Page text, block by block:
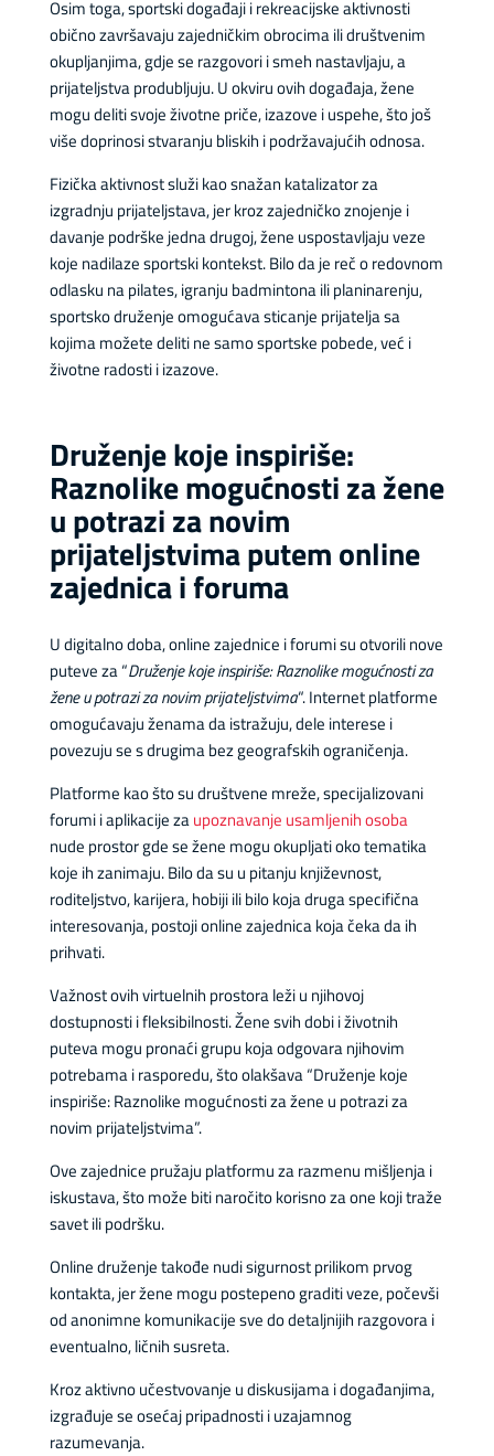
Osim toga, sportski događaji i rekreacijske aktivnosti
obično završavaju zajedničkim obrocima ili društvenim
okupljanjima, gdje se razgovori i smeh nastavljaju, a
prijateljstva produbljuju. U okviru ovih događaja, žene
mogu deliti svoje životne priče, izazove i uspehe, što još
više doprinosi stvaranju bliskih i podržavajućih odnosa.
Fizička aktivnost služi kao snažan katalizator za
izgradnju prijateljstava, jer kroz zajedničko znojenje i
davanje podrške jedna drugoj, žene uspostavljaju veze
koje nadilaze sportski kontekst. Bilo da je reč o redovnom
odlasku na pilates, igranju badmintona ili planinarenju,
sportsko druženje omogućava sticanje prijatelja sa
kojima možete deliti ne samo sportske pobede, već i
životne radosti i izazove.
Druženje koje inspiriše:
Raznolike mogućnosti za žene
u potrazi za novim
prijateljstvima putem online
zajednica i foruma
U digitalno doba, online zajednice i forumi su otvorili nove
puteve za “Druženje koje inspiriše: Raznolike mogućnosti za
žene u potrazi za novim prijateljstvima“. Internet platforme
omogućavaju ženama da istražuju, dele interese i
povezuju se s drugima bez geografskih ograničenja.
Platforme kao što su društvene mreže, specijalizovani
forumi i aplikacije zaupoznavanje usamljenih osoba
nude prostor gde se žene mogu okupljati oko tematika
koje ih zanimaju. Bilo da su u pitanju književnost,
roditeljstvo, karijera, hobiji ili bilo koja druga specifična
interesovanja, postoji online zajednica koja čeka da ih
prihvati.
Važnost ovih virtuelnih prostora leži u njihovoj
dostupnosti i fleksibilnosti. Žene svih dobi i životnih
puteva mogu pronaći grupu koja odgovara njihovim
potrebama i rasporedu, što olakšava “Druženje koje
inspiriše: Raznolike mogućnosti za žene u potrazi za
novim prijateljstvima”.
Ove zajednice pružaju platformu za razmenu mišljenja i
iskustava, što može biti naročito korisno za one koji traže
savet ili podršku.
Online druženje takođe nudi sigurnost prilikom prvog
kontakta, jer žene mogu postepeno graditi veze, počevši
od anonimne komunikacije sve do detaljnijih razgovora i
eventualno, ličnih susreta.
Kroz aktivno učestvovanje u diskusijama i događanjima,
izgrađuje se osećaj pripadnosti i uzajamnog
razumevanja.